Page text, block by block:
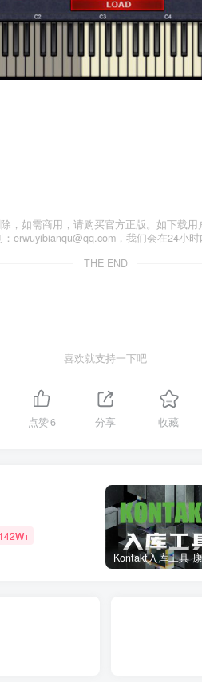
，如需商用，请购买官方正版。如下载
erwuyibianqu@qq.com，我们会在24小
THE END
喜欢就支持一下吧
点赞6 分享 收藏
142W+